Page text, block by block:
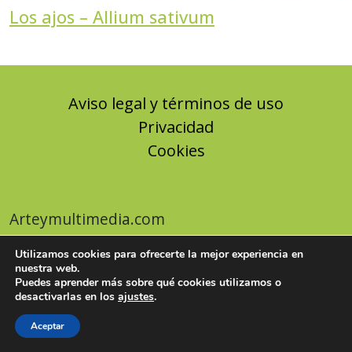
Los ajos – Allium sativum
Aviso legal y términos de uso
Privacidad
Cookies
Arteymultimedia.com
Utilizamos cookies para ofrecerte la mejor experiencia en
nuestra web.
Puedes aprender más sobre qué cookies utilizamos o
desactivarlas en los ajustes.
Aceptar